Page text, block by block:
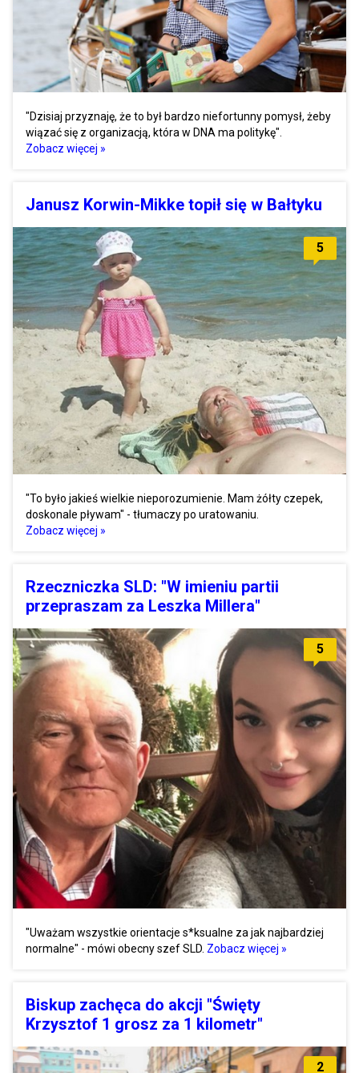
"Dzisiaj przyznaję, że to był bardzo niefortunny pomysł, żeby
wiązać się z organizacją, która w DNA ma politykę".
Zobacz więcej »
Janusz Korwin-Mikke topił się w Bałtyku
5
"To było jakieś wielkie nieporozumienie. Mam żółty czepek,
doskonale pływam" - tłumaczy po uratowaniu.
Zobacz więcej »
Rzeczniczka SLD: "W imieniu partii
przepraszam za Leszka Millera"
5
"Uważam wszystkie orientacje s*ksualne za jak najbardziej
normalne" - mówi obecny szef SLD. Zobacz więcej »
Biskup zachęca do akcji "Święty
Krzysztof 1 grosz za 1 kilometr"
2